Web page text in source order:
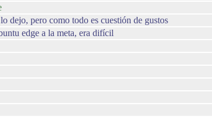
dejo, pero como todo es cuestión de gustos
edge a la meta, era difícil